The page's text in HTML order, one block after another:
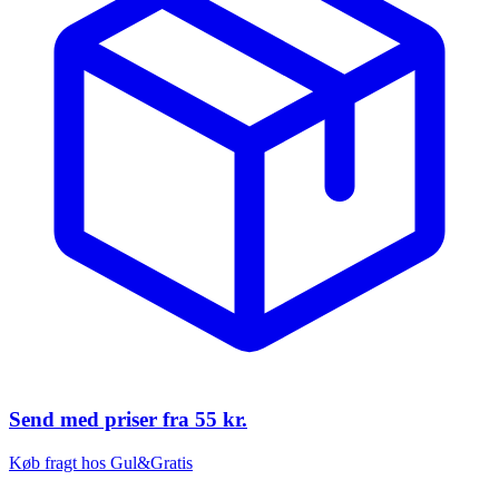
Send med priser fra 55 kr.
Køb fragt hos Gul&Gratis